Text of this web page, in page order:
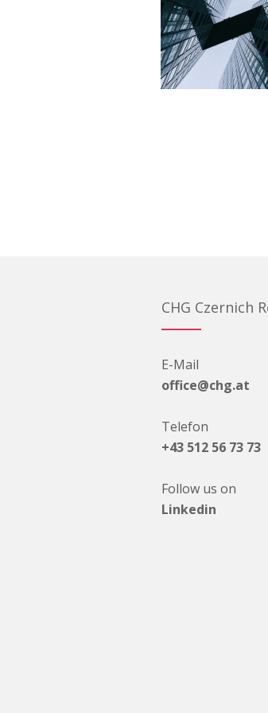
CHG Czernich
E-Mail
office@chg.at
Telefon
+43 512 56 73 73
Follow us on
Linkedin